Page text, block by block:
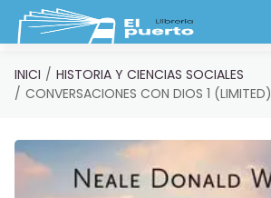
Saltar al contenido principal
INICI
HISTORIA Y CIENCIAS SOCIALES
CONVERSACIONES CON DIOS 1 (LIMITED)